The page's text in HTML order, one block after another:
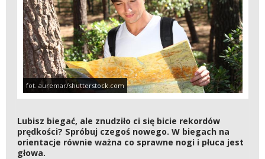
fot. auremar/shutterstock.com
Lubisz biegać, ale znudziło ci się bicie rekordów
prędkości? Spróbuj czegoś nowego. W biegach na
orientacje równie ważna co sprawne nogi i płuca jest
głowa.